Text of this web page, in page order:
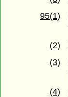
95(1)
(2)
(3)
(4)